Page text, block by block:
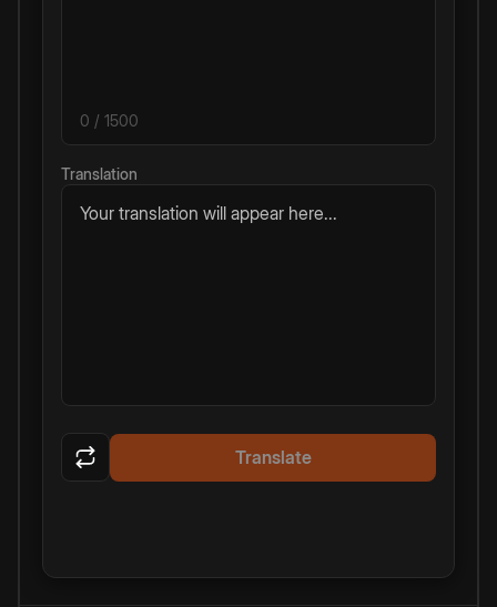
0 / 1500
Translation
Your translation will appear here...
Translate